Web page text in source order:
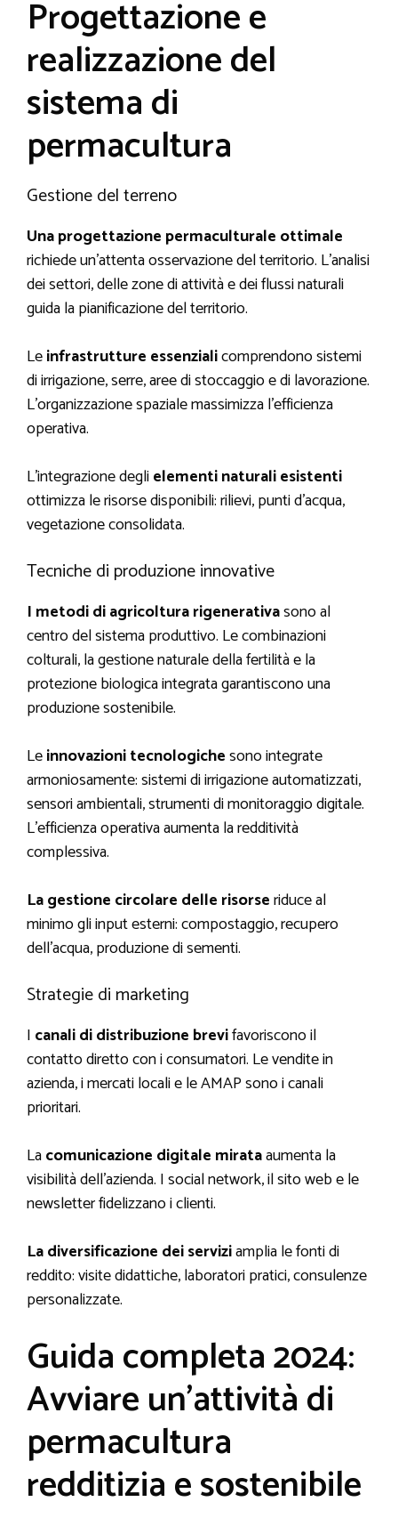
Progettazione e
realizzazione del
sistema di
permacultura
Gestione del terreno
Una progettazione permaculturale ottimale
richiede un’attenta osservazione del territorio. L’analisi
dei settori, delle zone di attività e dei flussi naturali
guida la pianificazione del territorio.
Leinfrastrutture essenzialicomprendono sistemi
di irrigazione, serre, aree di stoccaggio e di lavorazione.
L’organizzazione spaziale massimizza l’efficienza
operativa.
L’integrazione deglielementi naturali esistenti
ottimizza le risorse disponibili: rilievi, punti d’acqua,
vegetazione consolidata.
Tecniche di produzione innovative
I metodi di agricoltura rigenerativasono al
centro del sistema produttivo. Le combinazioni
colturali, la gestione naturale della fertilità e la
protezione biologica integrata garantiscono una
produzione sostenibile.
Leinnovazioni tecnologichesono integrate
armoniosamente: sistemi di irrigazione automatizzati,
sensori ambientali, strumenti di monitoraggio digitale.
L’efficienza operativa aumenta la redditività
complessiva.
La gestione circolare delle risorseriduce al
minimo gli input esterni: compostaggio, recupero
dell’acqua, produzione di sementi.
Strategie di marketing
I canali di distribuzione brevifavoriscono il
contatto diretto con i consumatori. Le vendite in
azienda, i mercati locali e le AMAP sono i canali
prioritari.
Lacomunicazione digitale mirataaumenta la
visibilità dell’azienda. I social network, il sito web e le
newsletter fidelizzano i clienti.
La diversificazione dei serviziamplia le fonti di
reddito: visite didattiche, laboratori pratici, consulenze
personalizzate.
Guida completa 2024:
Avviare un’attività di
permacultura
redditizia e sostenibile